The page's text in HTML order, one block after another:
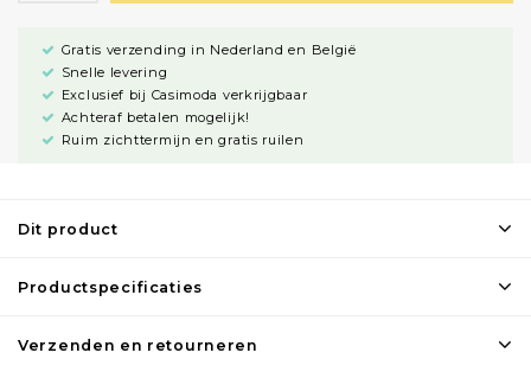
Gratis verzending in Nederland en België
Snelle levering
Exclusief bij Casimoda verkrijgbaar
Achteraf betalen mogelijk!
Ruim zichttermijn en gratis ruilen
Dit product
Productspecificaties
Verzenden en retourneren